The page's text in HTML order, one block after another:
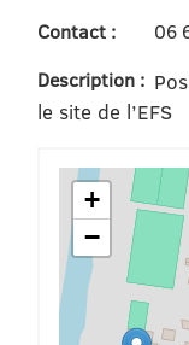
Contact :
06
Description :
le site de l’EFS
+
−